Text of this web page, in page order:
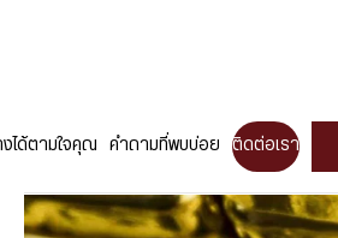
ได้ตามใจคุณ คำถามที่พบบ่อย ติดต่อเรา